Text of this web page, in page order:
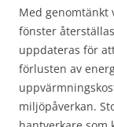
Med genomtänkt
fönster
uppdateras för
förlusten av
miljöpåverkan.